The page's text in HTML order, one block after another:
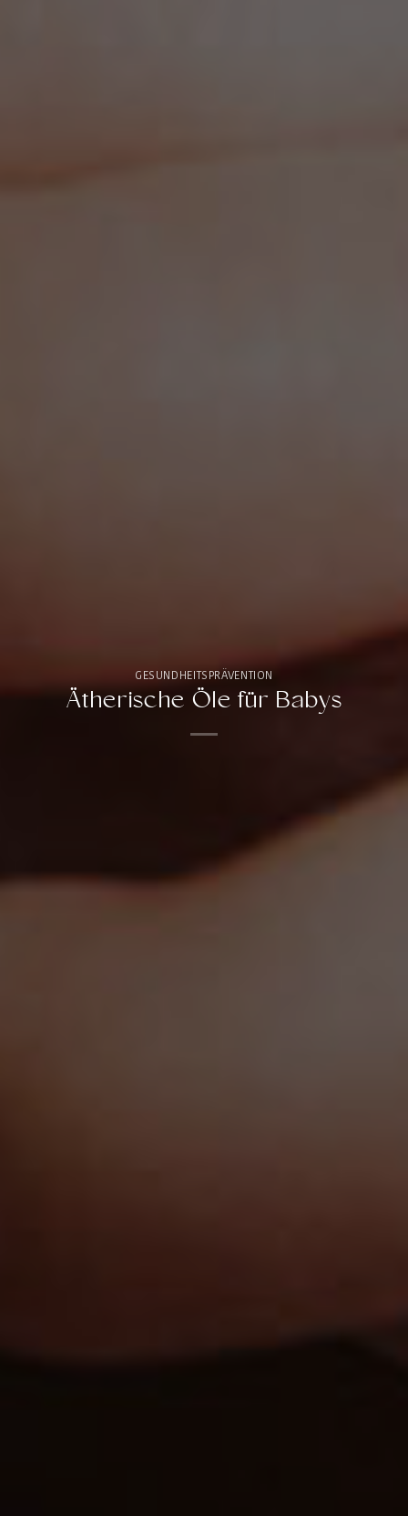
GESUNDHEITSPRÄVENTION
Ätherische Öle für Babys